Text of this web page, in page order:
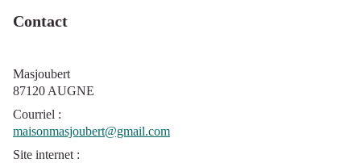
Contact
Masjoubert
87120 AUGNE
Courriel :
maisonmasjoubert@gmail.com
Site internet :